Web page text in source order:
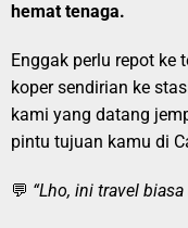
hemat tenaga.
Enggak perlu repot ke
koper sendirian ke
kami yang datang
pintu tujuan kamu di
💬 “Lho, ini travel